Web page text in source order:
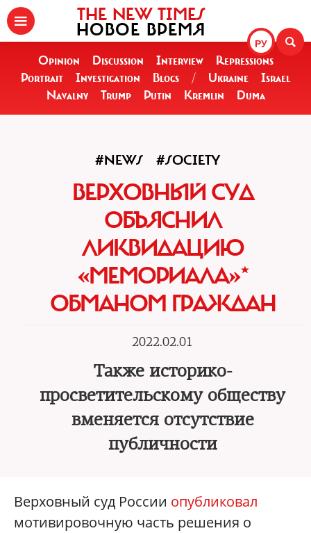
РУ
THE NEW TIMES
НОВОЕ ВРЕМЯ
Opinion Discussion Interview
Repressions
Portrait
Investigation Blogs / Ukraine
Israel
Navalny
Trump Putin Kremlin Duma
#NEWS #SOCIETY
ВЕРХОВНЫЙ СУД
ОБЪЯСНИЛ
ЛИКВИДАЦИЮ
«МЕМОРИАЛА»*
ОБМАНОМ ГРАЖДАН
2022.02.01
Также историко-
просветительскому обществу
вменяется отсутствие
публичности
Верховный суд России опубликовал
мотивировочную часть решения о